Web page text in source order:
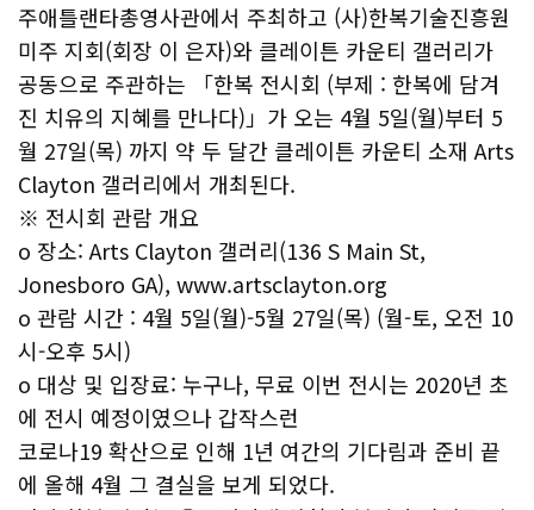
주애틀랜타총영사관에서 주최하고 (사)한복기술진흥원
미주 지회(회장 이 은자)와 클레이튼 카운티 갤러리가
공동으로 주관하는 「한복 전시회 (부제 : 한복에 담겨
진 치유의 지혜를 만나다)」가 오는 4월 5일(월)부터 5
월 27일(목) 까지 약 두 달간 클레이튼 카운티 소재 Arts
Clayton 갤러리에서 개최된다.
※ 전시회 관람 개요
o 장소: Arts Clayton 갤러리(136 S Main St,
Jonesboro GA), www.artsclayton.org
o 관람 시간 : 4월 5일(월)-5월 27일(목) (월-토, 오전 10
시-오후 5시)
o 대상 및 입장료: 누구나, 무료 이번 전시는 2020년 초
에 전시 예정이였으나 갑작스런
코로나19 확산으로 인해 1년 여간의 기다림과 준비 끝
에 올해 4월 그 결실을 보게 되었다.